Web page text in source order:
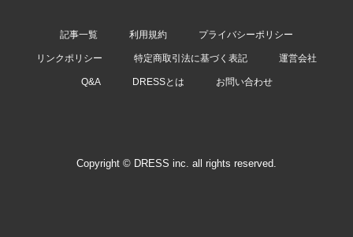
記事一覧 利用規約 プライバシーポリシー
リンクポリシー 特定商取引法に基づく表記 運営会社
Q&A DRESSとは お問い合わせ
Copyright © DRESS inc. all rights reserved.